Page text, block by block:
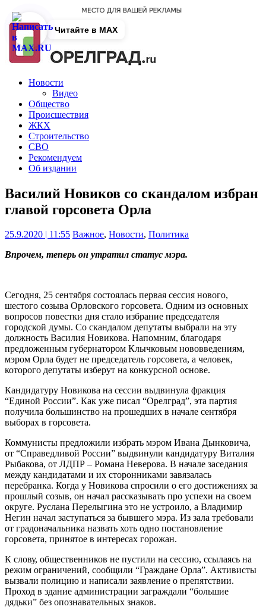
Новости
Видео
Общество
Происшествия
ЖКХ
Строительство
СВО
Рекомендуем
Об издании
Василий Новиков со скандалом избран
главой горсовета Орла
25.9.2020 | 11:55 Важное, Новости, Политика
Впрочем, теперь он утратил статус мэра.
Сегодня, 25 сентября состоялась первая сессия нового,
шестого созыва Орловского горсовета. Одним из основных
вопросов повестки дня стало избрание председателя
городской думы. Со скандалом депутаты выбрали на эту
должность Василия Новикова. Напомним, благодаря
предложенным губернатором Клычковым нововведениям,
мэром Орла будет не председатель горсовета, а человек,
которого депутаты изберут на конкурсной основе.
Кандидатуру Новикова на сессии выдвинула фракция
“Единой России”. Как уже писал “Орелград”, эта партия
получила большинство на прошедших в начале сентября
выборах в горсовета.
Коммунисты предложили избрать мэром Ивана Дынковича,
от “Справедливой России” выдвинули кандидатуру Виталия
Рыбакова, от ЛДПР – Романа Неверова. В начале заседания
между кандидатами и их сторонниками завязалась
перебранка. Когда у Новикова спросили о его достижениях за
прошлый созыв, он начал рассказывать про успехи на своем
округе. Руслана Перелыгина это не устроило, а Владимир
Негин начал заступаться за бывшего мэра. Из зала требовали
от градоначальника назвать хоть одно постановление
горсовета, принятое в интересах горожан.
К слову, общественников не пустили на сессию, ссылаясь на
режим ограничений, сообщили “Граждане Орла”. Активисты
вызвали полицию и написали заявление о препятствии.
Проход в здание администрации заграждали “большие
дядьки” без опознавательных знаков.
Читайте в MAX